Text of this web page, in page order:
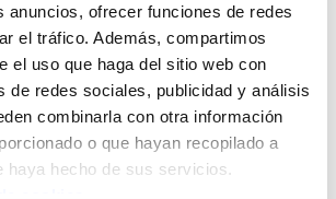
anuncios, ofrecer funciones de redes
el tráfico. Además, compartimos
el uso que haga del sitio web con
de redes sociales, publicidad y análisis
combinarla con otra información
o que hayan recopilado a
haya hecho de sus servicios.
servicios públicos-Gizalan de
ataque contra el Juzgado de
actos de este tipo no
a generar más tensión y
sociedad.